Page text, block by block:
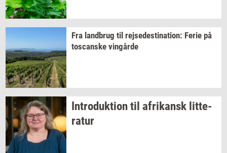
Fra land­brug til rej­se­desti­na­tion: Ferie på
toscan­ske vin­går­de
In­tro­duk­tiontil afri­kansk lit­te­
ra­tur